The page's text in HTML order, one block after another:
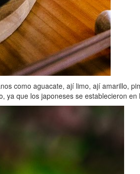
como aguacate, ají limo, ají amarillo,
ya que los japoneses se establecieron en